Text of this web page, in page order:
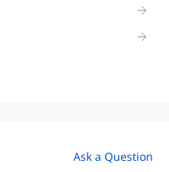
Ask a Question